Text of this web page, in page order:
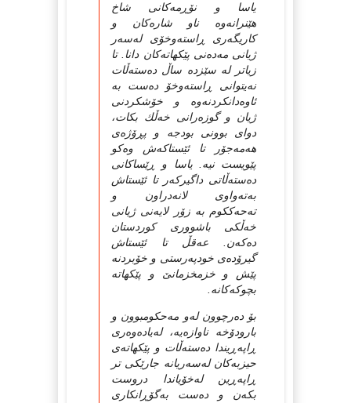
یاسا و نۆڕمه‌كانی شاخ
هێنرانه‌وه‌ ناو شاره‌كان و
كاریگه‌ری ڕاسته‌وخۆی له‌سه‌ر
ژیانی مه‌ده‌نی پێكهاته‌كان دانا. تا
زیاتر له سێزده ساڵ ده‌سته‌ڵات
نه‌یتوانی ڕاسته‌وخۆ ده‌ست به
ئاوه‌دانكردنه‌وه و خۆشكردنی
ژیان و گوزه‌رانی خه‌ڵك بكات،
دوای بوونی بودجه و پڕۆژه‌ی
هه‌مه‌جۆر تا ئێستاكه‌ش وه‌كو
پێویست نیه. یاسا و ڕێساكانی
ده‌سته‌ڵاتی داگیركه‌ر تا ئێستاش
به‌ته‌واوی لانه‌دراون و
ته‌حه‌ككوم به زۆر لایه‌‌نی ژیانی
خه‌ڵكی باشووری كوردستان
ده‌كه‌ن. عه‌قڵ تا ئێستاش
گیرۆده‌ی خودپه‌رستی و خۆبردنه
پێش و خزمخزمانێ و پێكهاته
بچوكه‌كانه.
بۆ ده‌رچوون له‌و مه‌حكومبوون و
بارودۆخه‌ ناوازه‌یه‌، له‌یاده‌وه‌ری
ڕاپه‌ڕیندا ده‌سته‌ڵات و پێكهاته‌ی
حیزبه‌كان له‌سه‌ریانه جارێكی تر
ڕاپه‌ڕین له‌خۆیاندا دروست
بكه‌ن و ده‌ست به‌گۆڕانكاری